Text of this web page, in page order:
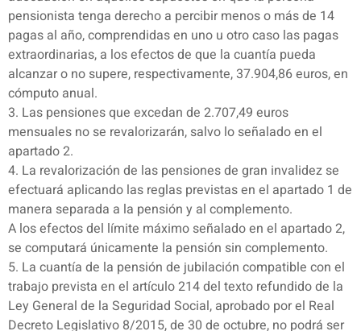
pensionista tenga derecho a percibir menos o más de 14
pagas al año, comprendidas en uno u otro caso las pagas
extraordinarias, a los efectos de que la cuantía pueda
alcanzar o no supere, respectivamente, 37.904,86 euros, en
cómputo anual.
3. Las pensiones que excedan de 2.707,49 euros
mensuales no se revalorizarán, salvo lo señalado en el
apartado 2.
4. La revalorización de las pensiones de gran invalidez se
efectuará aplicando las reglas previstas en el apartado 1 de
manera separada a la pensión y al complemento.
A los efectos del límite máximo señalado en el apartado 2,
se computará únicamente la pensión sin complemento.
5. La cuantía de la pensión de jubilación compatible con el
trabajo prevista en el artículo 214 del texto refundido de la
Ley General de la Seguridad Social, aprobado por el Real
Decreto Legislativo 8/2015, de 30 de octubre, no podrá ser